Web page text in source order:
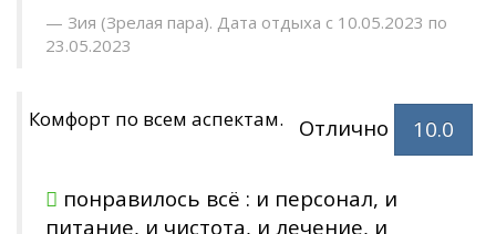
Зия (Зрелая пара). Дата отдыха с 10.05.2023 по
23.05.2023
Комфорт по всем аспектам. Отлично 10.0
понравилось всё : и персонал, и
питание, и чистота, и лечение, и